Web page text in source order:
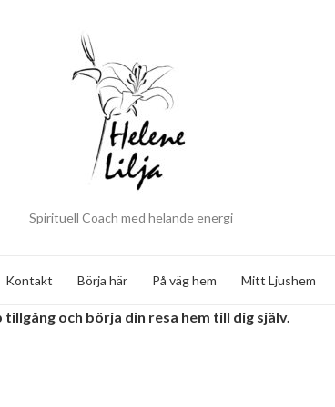
Spirituell Coach med helande energi
Kontakt Börja här På väg hem Mitt Ljushem
och börja din resa hem till dig själv.